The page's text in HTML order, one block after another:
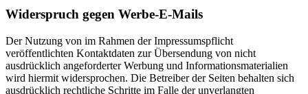
Widerspruch gegen Werbe-E-Mails
Der Nutzung von im Rahmen der Impressumspflicht
veröffentlichten Kontaktdaten zur Übersendung von nicht
ausdrücklich angeforderter Werbung und Informationsmaterialien
wird hiermit widersprochen. Die Betreiber der Seiten behalten sich
ausdrücklich rechtliche Schritte im Falle der unverlangten